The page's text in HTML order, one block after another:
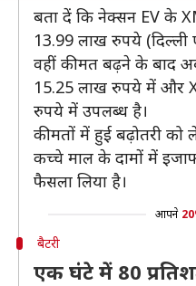
बता दें कि नेक्सन EV के
13.99 लाख रुपये (दिल्ली
वहीं कीमत बढ़ने के बाद
15.25 लाख रुपये में और
रुपये में उपलब्ध है।
कीमतों में हुई बढ़ोतरी को
कच्चे माल के दामों में
फैसला लिया है।
आपने
बैटरी
एक घंटे में 80